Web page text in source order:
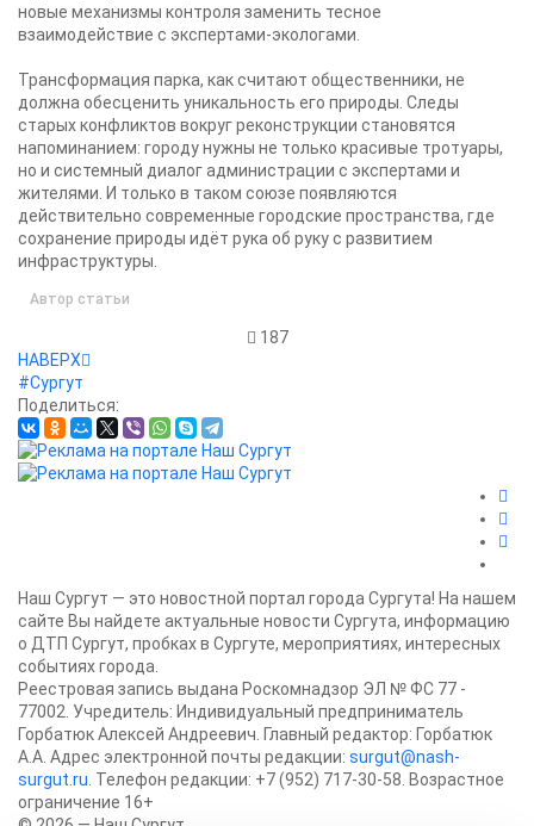
новые механизмы контроля заменить тесное
взаимодействие с экспертами-экологами.
Трансформация парка, как считают общественники, не
должна обесценить уникальность его природы. Следы
старых конфликтов вокруг реконструкции становятся
напоминанием: городу нужны не только красивые тротуары,
но и системный диалог администрации с экспертами и
жителями. И только в таком союзе появляются
действительно современные городские пространства, где
сохранение природы идёт рука об руку с развитием
инфраструктуры.
Автор статьи
187
НАВЕРХ
#Сургут
Поделиться:
Наш Сургут — это новостной портал города Сургута! На нашем
сайте Вы найдете актуальные новости Сургута, информацию
о ДТП Сургут, пробках в Сургуте, мероприятиях, интересных
событиях города.
Реестровая запись выдана Роскомнадзор ЭЛ № ФС 77 -
77002. Учредитель: Индивидуальный предприниматель
Горбатюк Алексей Андреевич. Главный редактор: Горбатюк
А.А. Адрес электронной почты редакции: surgut@nash-
surgut.ru . Телефон редакции: +7 (952) 717-30-58. Возрастное
ограничение 16+